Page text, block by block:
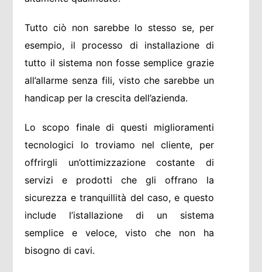
Tutto ciò non sarebbe lo stesso se, per
esempio, il processo di installazione di
tutto il sistema non fosse semplice grazie
all’allarme senza fili, visto che sarebbe un
handicap per la crescita dell’azienda.
Lo scopo finale di questi miglioramenti
tecnologici lo troviamo nel cliente, per
offrirgli un’ottimizzazione costante di
servizi e prodotti che gli offrano la
sicurezza e tranquillità del caso, e questo
include l’istallazione di un sistema
semplice e veloce, visto che non ha
bisogno di cavi.